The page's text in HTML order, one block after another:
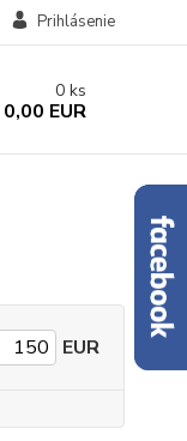
Prihlásenie
0 ks
0,00 EUR
EUR